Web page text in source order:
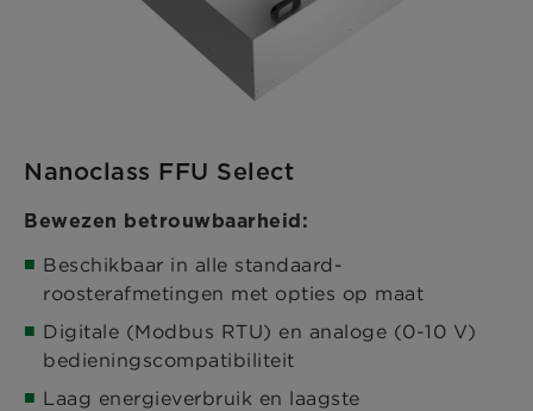
Nanoclass FFU Select
Bewezen betrouwbaarheid:
Beschikbaar in alle standaard-
roosterafmetingen met opties op maat
Digitale (Modbus RTU) en analoge (0-10 V)
bedieningscompatibiliteit
Laag energieverbruik en laagste